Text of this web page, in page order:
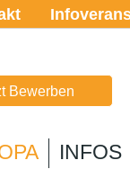
Bewerben
INFOS